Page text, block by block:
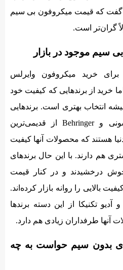
گفت که قیمت میکروفون بی سیم
گران‌تر است.
سیم موجود در بازار
برای خرید میکروفون وایرلس
خرید از برندهایی که کیفیت خود
انتخاب بهتری است. برندهایی
همچون Shure، سنهایزر، سونی و Behringer از قدیمی‌ترین
هستند که محصولات آنها کیفیت
هم دارند. با این حال برندهای
درخشیدند و در کنار قیمت
بالایی را روانه بازار کرده‌اند.
آدیو تکنیکا از این دسته برندها
طرفداران زیادی هم دارد.
بدون سیم حواست به چه